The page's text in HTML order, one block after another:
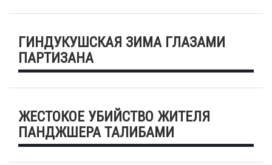
ГИНДУКУШСКАЯ ЗИМА ГЛАЗАМИ
ПАРТИЗАНА
ЖЕСТОКОЕ УБИЙСТВО ЖИТЕЛЯ
ПАНДЖШЕРА ТАЛИБАМИ